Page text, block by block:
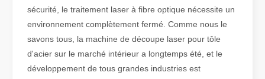
Comment choisir votre partenaire de travail : machine de découpe laser
La découpe laser du métal est une méthode de précision
sécurité, le traitement laser à fibre optique nécessite un
environnement complètement fermé. Comme nous le
savons tous, la machine de découpe laser pour tôle
d'acier sur le marché intérieur a longtemps été, et le
développement de tous grandes industries est